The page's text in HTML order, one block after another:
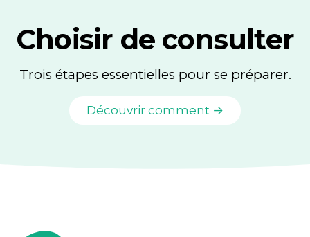
Choisir de consulter
Trois étapes essentielles pour se préparer.
Découvrir comment →